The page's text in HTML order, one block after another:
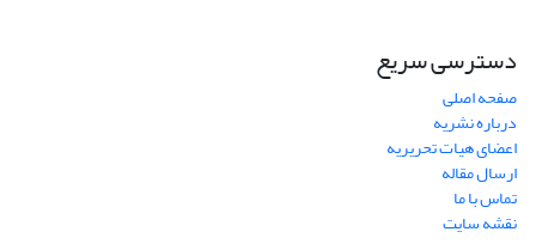
دسترسی سریع
صفحه اصلی
درباره نشریه
اعضای هیات تحریریه
ارسال مقاله
تماس با ما
نقشه سایت